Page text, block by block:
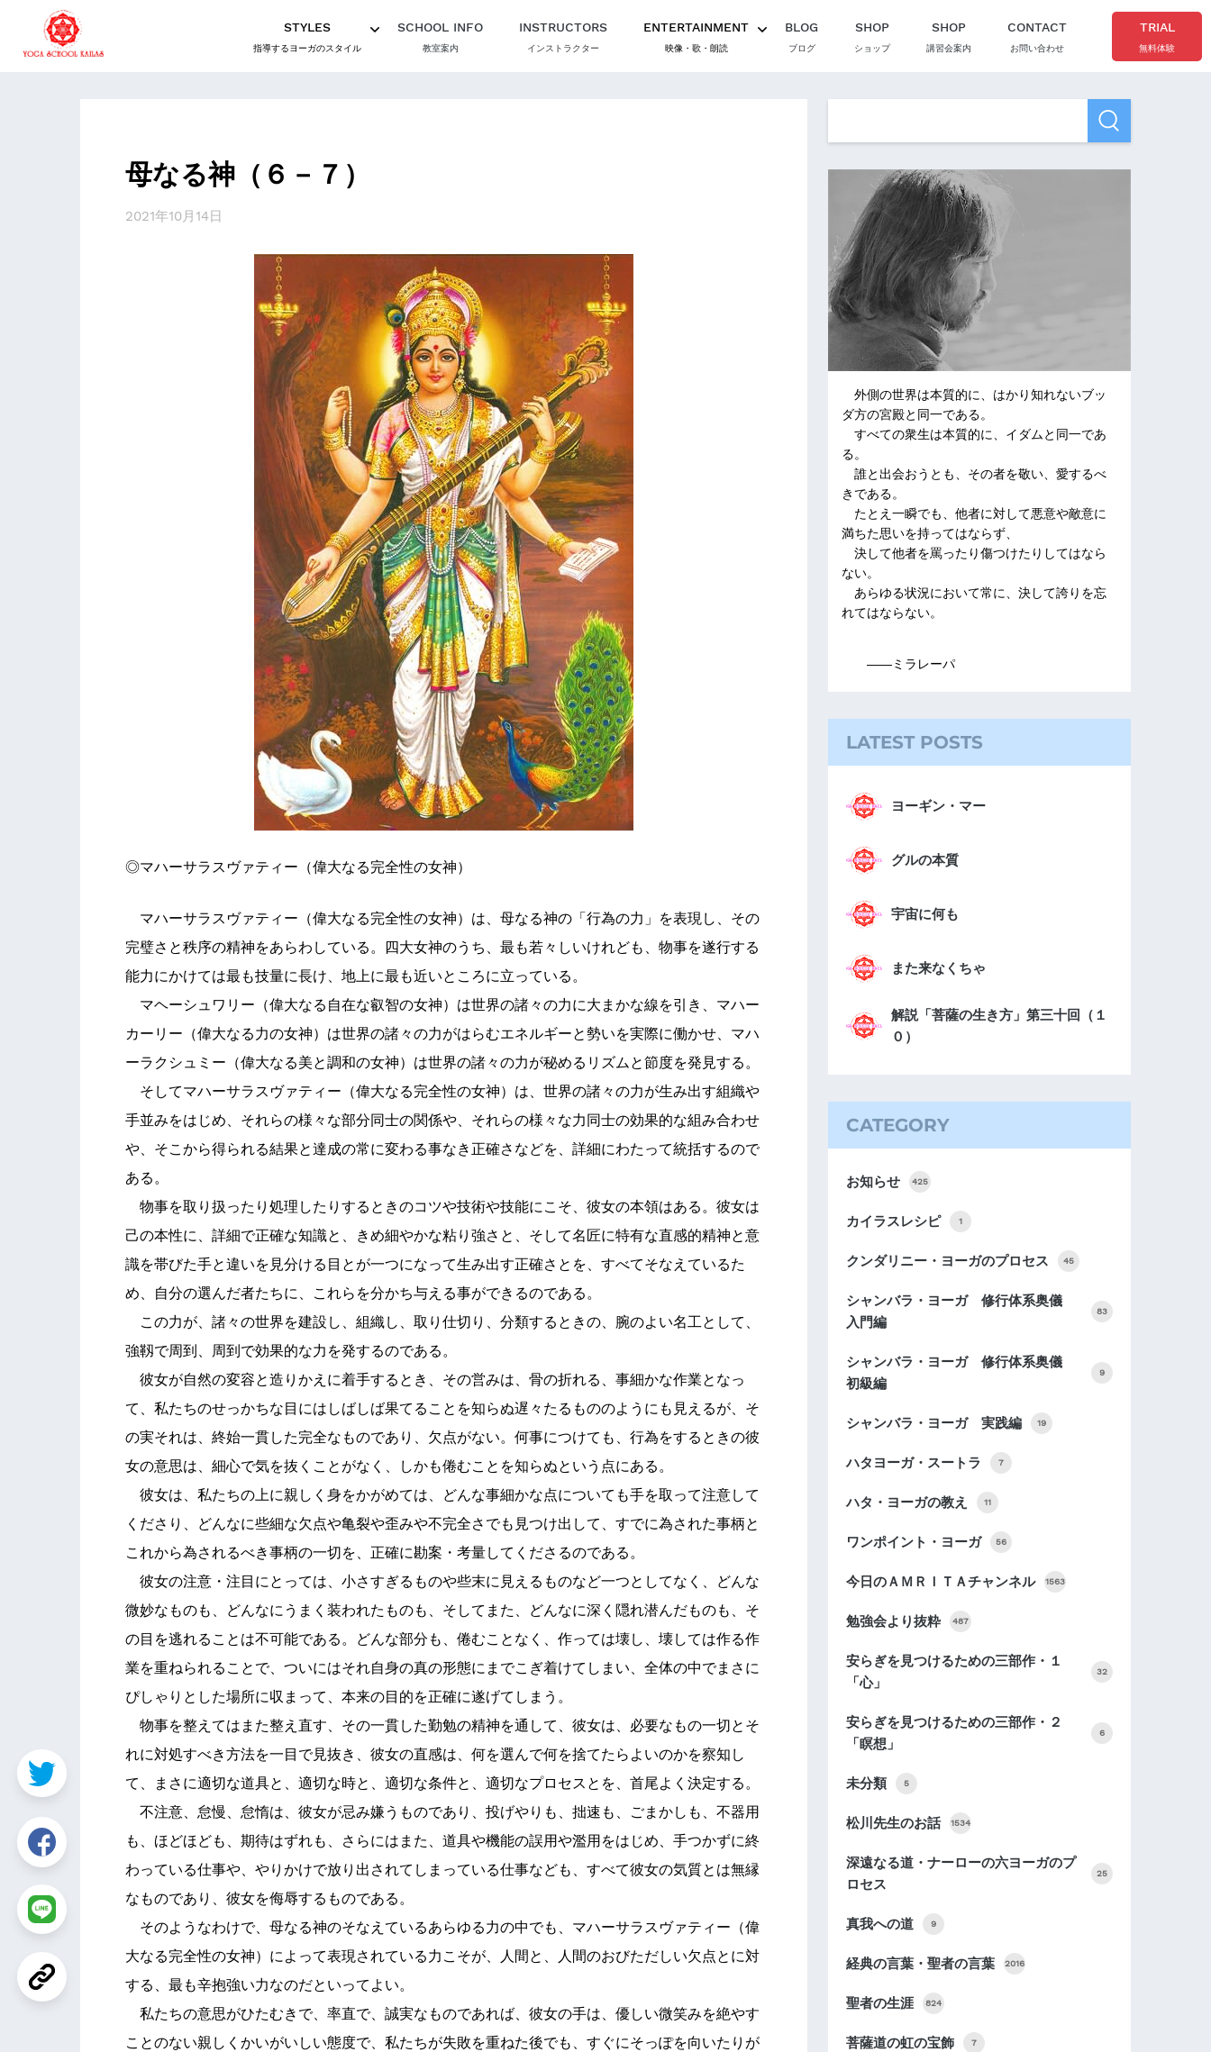
STYLES
指導するヨーガのスタイル
SCHOOL INFO
教室案内
INSTRUCTORS
インストラクター
ENTERTAINMENT
映像・歌・朗読
BLOG
ブログ
SHOP
ショップ
SHOP
講習会案内
CONTACT
お問い合わせ
TRIAL
無料体験
母なる神（６－７）
2021年10月14日
◎マハーサラスヴァティー（偉大なる完全性の女神）
マハーサラスヴァティー（偉大なる完全性の女神）は、母なる神の「行為の力」を表現し、その
完璧さと秩序の精神をあらわしている。四大女神のうち、最も若々しいけれども、物事を遂行する
能力にかけては最も技量に長け、地上に最も近いところに立っている。
マヘーシュワリー（偉大なる自在な叡智の女神）は世界の諸々の力に大まかな線を引き、マハー
カーリー（偉大なる力の女神）は世界の諸々の力がはらむエネルギーと勢いを実際に働かせ、マハ
ーラクシュミー（偉大なる美と調和の女神）は世界の諸々の力が秘めるリズムと節度を発見する。
そしてマハーサラスヴァティー（偉大なる完全性の女神）は、世界の諸々の力が生み出す組織や
手並みをはじめ、それらの様々な部分同士の関係や、それらの様々な力同士の効果的な組み合わせ
や、そこから得られる結果と達成の常に変わる事なき正確さなどを、詳細にわたって統括するので
ある。
物事を取り扱ったり処理したりするときのコツや技術や技能にこそ、彼女の本領はある。彼女は
己の本性に、詳細で正確な知識と、きめ細やかな粘り強さと、そして名匠に特有な直感的精神と意
識を帯びた手と違いを見分ける目とが一つになって生み出す正確さとを、すべてそなえているた
め、自分の選んだ者たちに、これらを分かち与える事ができるのである。
この力が、諸々の世界を建設し、組織し、取り仕切り、分類するときの、腕のよい名工として、
強靱で周到、周到で効果的な力を発するのである。
彼女が自然の変容と造りかえに着手するとき、その営みは、骨の折れる、事細かな作業となっ
て、私たちのせっかちな目にはしばしば果てることを知らぬ遅々たるもののようにも見えるが、そ
の実それは、終始一貫した完全なものであり、欠点がない。何事につけても、行為をするときの彼
女の意思は、細心で気を抜くことがなく、しかも倦むことを知らぬという点にある。
彼女は、私たちの上に親しく身をかがめては、どんな事細かな点についても手を取って注意して
くださり、どんなに些細な欠点や亀裂や歪みや不完全さでも見つけ出して、すでに為された事柄と
これから為されるべき事柄の一切を、正確に勘案・考量してくださるのである。
彼女の注意・注目にとっては、小さすぎるものや些末に見えるものなど一つとしてなく、どんな
微妙なものも、どんなにうまく装われたものも、そしてまた、どんなに深く隠れ潜んだものも、そ
の目を逃れることは不可能である。どんな部分も、倦むことなく、作っては壊し、壊しては作る作
業を重ねられることで、ついにはそれ自身の真の形態にまでこぎ着けてしまい、全体の中でまさに
ぴしゃりとした場所に収まって、本来の目的を正確に遂げてしまう。
物事を整えてはまた整え直す、その一貫した勤勉の精神を通して、彼女は、必要なもの一切とそ
れに対処すべき方法を一目で見抜き、彼女の直感は、何を選んで何を捨てたらよいのかを察知し
て、まさに適切な道具と、適切な時と、適切な条件と、適切なプロセスとを、首尾よく決定する。
不注意、怠慢、怠惰は、彼女が忌み嫌うものであり、投げやりも、拙速も、ごまかしも、不器用
も、ほどほども、期待はずれも、さらにはまた、道具や機能の誤用や濫用をはじめ、手つかずに終
わっている仕事や、やりかけで放り出されてしまっている仕事なども、すべて彼女の気質とは無縁
なものであり、彼女を侮辱するものである。
そのようなわけで、母なる神のそなえているあらゆる力の中でも、マハーサラスヴァティー（偉
大なる完全性の女神）によって表現されている力こそが、人間と、人間のおびただしい欠点とに対
する、最も辛抱強い力なのだといってよい。
私たちの意思がひたむきで、率直で、誠実なものであれば、彼女の手は、優しい微笑みを絶やす
ことのない親しくかいがいしい態度で、私たちが失敗を重ねた後でも、すぐにそっぽを向いたりが
外側の世界は本質的に、はかり知れないブッ
ダ方の宮殿と同一である。
すべての衆生は本質的に、イダムと同一であ
る。
誰と出会おうとも、その者を敬い、愛するべ
きである。
たとえ一瞬でも、他者に対して悪意や敵意に
満ちた思いを持ってはならず、
決して他者を罵ったり傷つけたりしてはなら
ない。
あらゆる状況において常に、決して誇りを忘
れてはならない。
――ミラレーパ
LATEST POSTS
ヨーギン・マー
グルの本質
宇宙に何も
また来なくちゃ
解説「菩薩の生き方」第三十回（１
０）
CATEGORY
お知らせ 425
カイラスレシピ 1
クンダリニー・ヨーガのプロセス 45
シャンバラ・ヨーガ 修行体系奥儀
入門編
83
シャンバラ・ヨーガ 修行体系奥儀
初級編
9
シャンバラ・ヨーガ 実践編 19
ハタヨーガ・スートラ 7
ハタ・ヨーガの教え 11
ワンポイント・ヨーガ 56
今日のＡＭＲＩＴＡチャンネル 1563
勉強会より抜粋 487
安らぎを見つけるための三部作・１
「心」
32
安らぎを見つけるための三部作・２
「瞑想」
6
未分類 5
松川先生のお話 1534
深遠なる道・ナーローの六ヨーガのプ
ロセス
25
真我への道 9
経典の言葉・聖者の言葉 2016
聖者の生涯 824
菩薩道の虹の宝飾 7